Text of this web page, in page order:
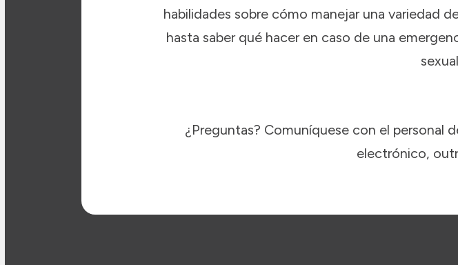
habilidades sobre cómo manejar una variedad
hasta saber qué hacer en caso de una
¿Preguntas? Comuníquese con el personal
electrónico,